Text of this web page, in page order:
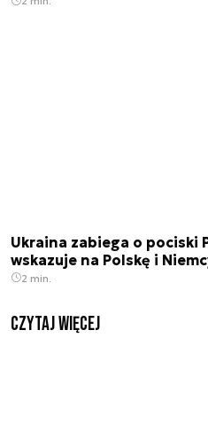
Ukraina zabiega o pociski
wskazuje na Polskę i
2 min.
czytaj więcej